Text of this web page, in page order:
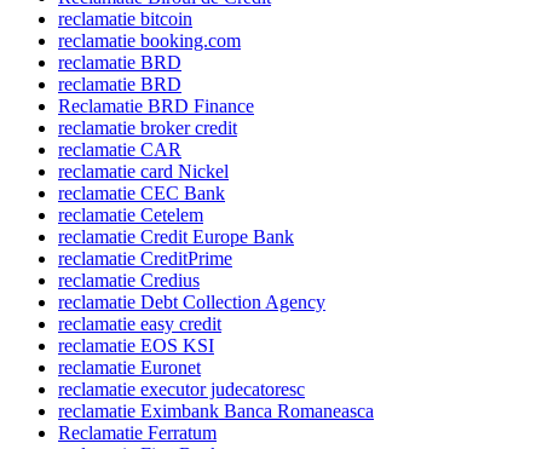
reclamatie bitcoin
reclamatie booking.com
reclamatie BRD
reclamatie BRD
Reclamatie BRD Finance
reclamatie broker credit
reclamatie CAR
reclamatie card Nickel
reclamatie CEC Bank
reclamatie Cetelem
reclamatie Credit Europe Bank
reclamatie CreditPrime
reclamatie Credius
reclamatie Debt Collection Agency
reclamatie easy credit
reclamatie EOS KSI
reclamatie Euronet
reclamatie executor judecatoresc
reclamatie Eximbank Banca Romaneasca
Reclamatie Ferratum